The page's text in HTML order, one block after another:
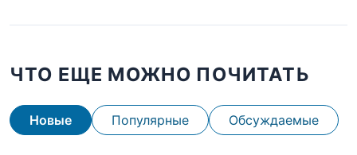
ЧТО ЕЩЕ МОЖНО ПОЧИТАТЬ
Новые Популярные Обсуждаемые